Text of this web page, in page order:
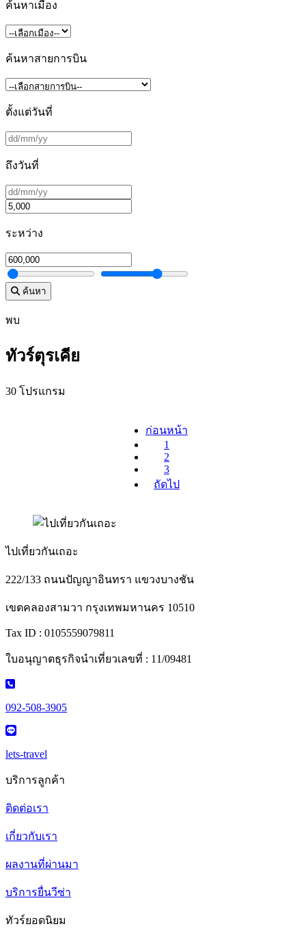
ค้นหาเมือง
ค้นหาสายการบิน
ตั้งแต่วันที่
ถึงวันที่
ระหว่าง
ค้นหา
พบ
ทัวร์ตุรเคีย
30 โปรแกรม
ก่อนหน้า
1
2
3
ถัดไป
ไปเที่ยวกันเถอะ
222/133 ถนนปัญญาอินทรา แขวงบางชัน
เขตคลองสามวา กรุงเทพมหานคร 10510
Tax ID : 0105559079811
ใบอนุญาตธุรกิจนำเที่ยวเลขที่ : 11/09481
092-508-3905
lets-travel
บริการลูกค้า
ติดต่อเรา
เกี่ยวกับเรา
ผลงานที่ผ่านมา
บริการยื่นวีซ่า
ทัวร์ยอดนิยม